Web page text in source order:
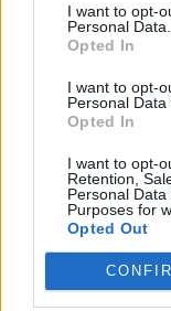
I want to opt-
Personal Data.
Opted In
I want to opt-
Personal Data
Opted In
I want to opt-
Retention,
Personal
Purposes for
Opted Out